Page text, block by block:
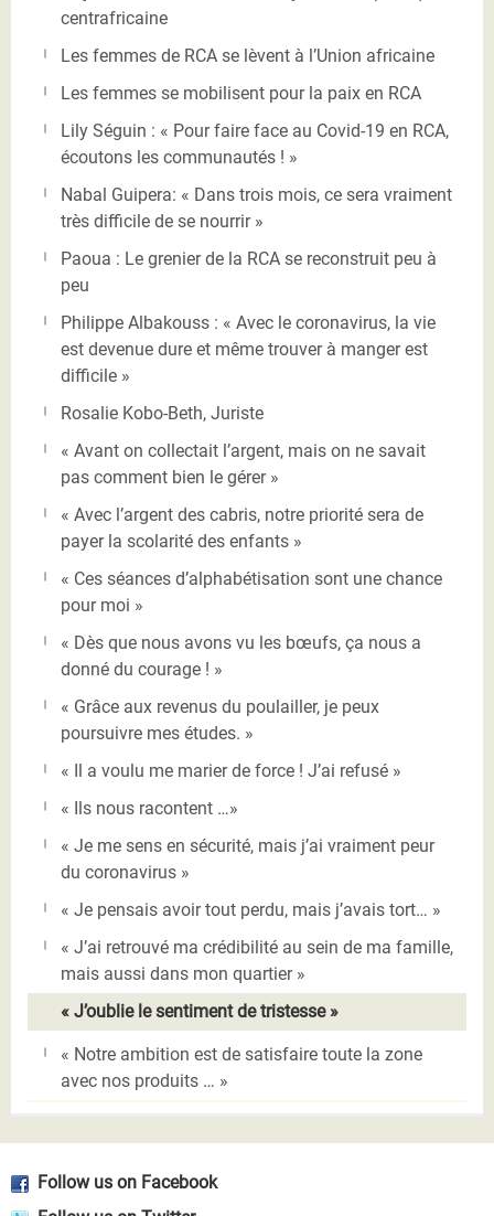
centrafricaine
Les femmes de RCA se lèvent à l’Union africaine
Les femmes se mobilisent pour la paix en RCA
Lily Séguin : « Pour faire face au Covid-19 en RCA,
écoutons les communautés ! »
Nabal Guipera: « Dans trois mois, ce sera vraiment
très difficile de se nourrir »
Paoua : Le grenier de la RCA se reconstruit peu à
peu
Philippe Albakouss : « Avec le coronavirus, la vie
est devenue dure et même trouver à manger est
difficile »
Rosalie Kobo-Beth, Juriste
« Avant on collectait l’argent, mais on ne savait
pas comment bien le gérer »
« Avec l’argent des cabris, notre priorité sera de
payer la scolarité des enfants »
« Ces séances d’alphabétisation sont une chance
pour moi »
« Dès que nous avons vu les bœufs, ça nous a
donné du courage ! »
« Grâce aux revenus du poulailler, je peux
poursuivre mes études. »
« Il a voulu me marier de force ! J’ai refusé »
« Ils nous racontent …»
« Je me sens en sécurité, mais j’ai vraiment peur
du coronavirus »
« Je pensais avoir tout perdu, mais j’avais tort… »
« J’ai retrouvé ma crédibilité au sein de ma famille,
mais aussi dans mon quartier »
« J’oublie le sentiment de tristesse »
« Notre ambition est de satisfaire toute la zone
avec nos produits … »
Follow us on Facebook